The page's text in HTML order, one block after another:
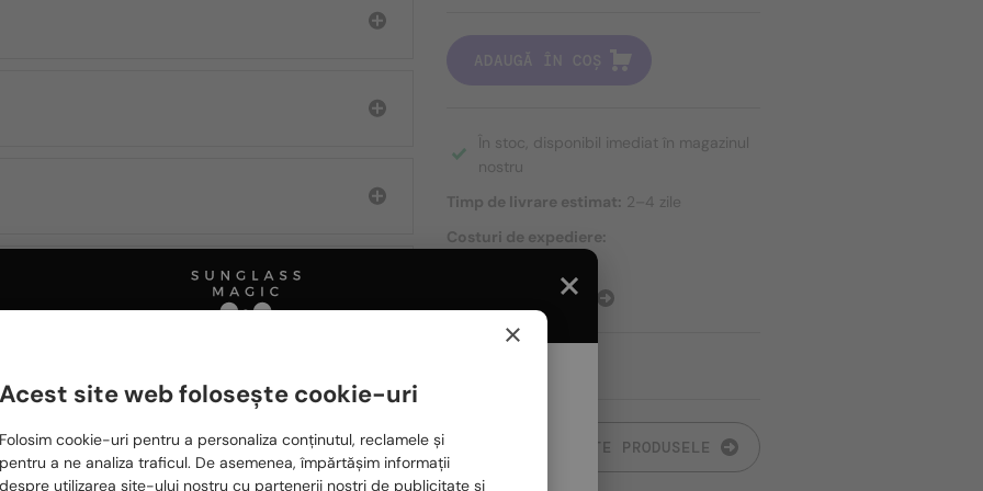
ADAUGĂ ÎN COȘ
În stoc, disponibil imediat în magazinul
nostru
Timp de livrare estimat: 2–4 zile
Costuri de expediere:
DESPRE EXPEDIERE
FIȚI INTERESAȚI ȘI DE TOATE PRODUSELE
Te rugăm să alegi din listă țara potrivită pentru tine:
România / RO
×
Acest site web folosește cookie-uri
Folosim cookie-uri pentru a personaliza conținutul, reclamele și
pentru a ne analiza traficul. De asemenea, împărtășim informații
despre utilizarea site-ului nostru cu partenerii noștri de publicitate și